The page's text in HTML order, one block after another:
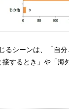
シーンは、「自
するとき」や「海